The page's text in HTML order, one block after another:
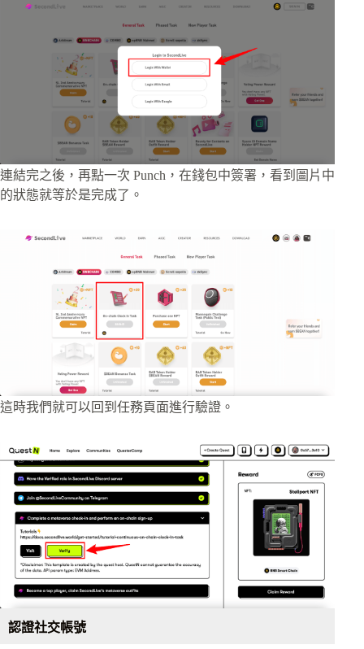
連結完之後，再點一次 Punch，在錢包中簽署，看到圖片中
的狀態就等於是完成了。
這時我們就可以回到任務頁面進行驗證。
認證社交帳號